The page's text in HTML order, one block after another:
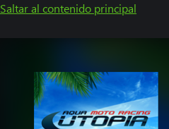
Saltar al contenido principal